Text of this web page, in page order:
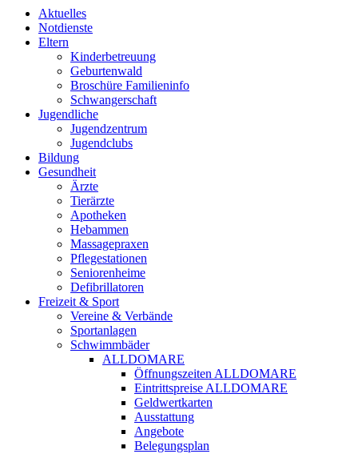
Aktuelles
Notdienste
Eltern
Kinderbetreuung
Geburtenwald
Broschüre Familieninfo
Schwangerschaft
Jugendliche
Jugendzentrum
Jugendclubs
Bildung
Gesundheit
Ärzte
Tierärzte
Apotheken
Hebammen
Massagepraxen
Pflegestationen
Seniorenheime
Defibrillatoren
Freizeit & Sport
Vereine & Verbände
Sportanlagen
Schwimmbäder
ALLDOMARE
Öffnungszeiten ALLDOMARE
Eintrittspreise ALLDOMARE
Geldwertkarten
Ausstattung
Angebote
Belegungsplan